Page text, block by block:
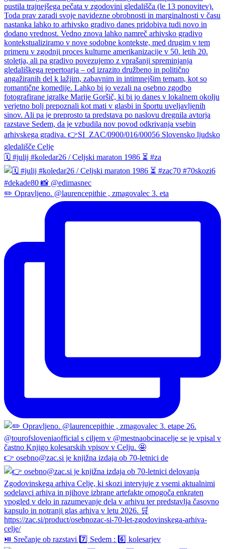
🗓️ #julij #koledar26 / Celjski maraton 1986 ⏳ #za
✏️ Opravljeno. @laurencepithie , zmagovalec 3. eta
👉 osebno@zac.si je knjižna izdaja ob 70-letnici de
⏯️ Srečanje ob razstavi 7️⃣ Sedem : 6️⃣ kolesarjev